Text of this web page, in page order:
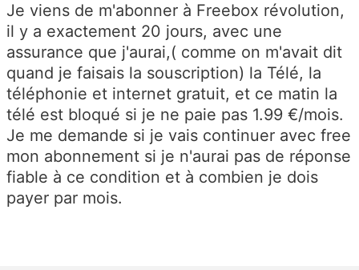
Je viens de m'abonner à Freebox révolution,
il y a exactement 20 jours, avec une
assurance que j'aurai,( comme on m'avait dit
quand je faisais la souscription) la Télé, la
téléphonie et internet gratuit, et ce matin la
télé est bloqué si je ne paie pas 1.99 €/mois.
Je me demande si je vais continuer avec free
mon abonnement si je n'aurai pas de réponse
fiable à ce condition et à combien je dois
payer par mois.